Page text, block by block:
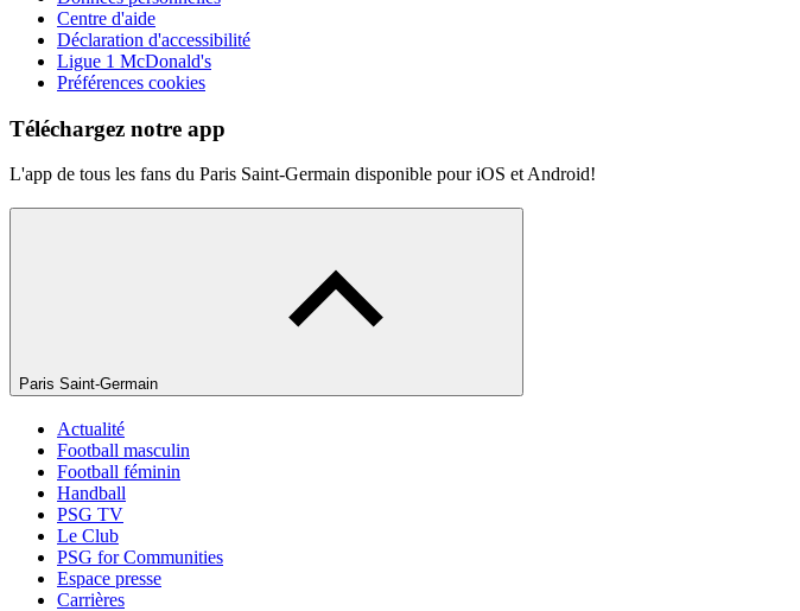
Centre d'aide
Déclaration d'accessibilité
Ligue 1 McDonald's
Préférences cookies
Téléchargez notre app
L'app de tous les fans du Paris Saint-Germain disponible pour iOS et Android!
Paris Saint-Germain
Actualité
Football masculin
Football féminin
Handball
PSG TV
Le Club
PSG for Communities
Espace presse
Carrières